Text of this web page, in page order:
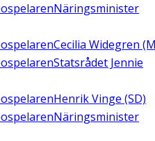
Näringsminister
Cecilia Widegren
Statsrådet Jennie
Henrik Vinge (SD)
Näringsminister